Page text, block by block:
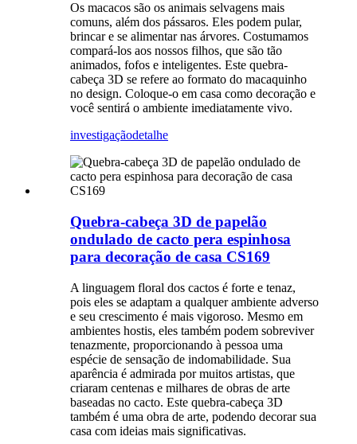
Os macacos são os animais selvagens mais
comuns, além dos pássaros. Eles podem pular,
brincar e se alimentar nas árvores. Costumamos
compará-los aos nossos filhos, que são tão
animados, fofos e inteligentes. Este quebra-
cabeça 3D se refere ao formato do macaquinho
no design. Coloque-o em casa como decoração e
você sentirá o ambiente imediatamente vivo.
investigaçãodetalhe
Quebra-cabeça 3D de papelão
ondulado de cacto pera espinhosa
para decoração de casa CS169
A linguagem floral dos cactos é forte e tenaz,
pois eles se adaptam a qualquer ambiente adverso
e seu crescimento é mais vigoroso. Mesmo em
ambientes hostis, eles também podem sobreviver
tenazmente, proporcionando à pessoa uma
espécie de sensação de indomabilidade. Sua
aparência é admirada por muitos artistas, que
criaram centenas e milhares de obras de arte
baseadas no cacto. Este quebra-cabeça 3D
também é uma obra de arte, podendo decorar sua
casa com ideias mais significativas.